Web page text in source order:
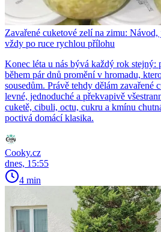
Zavařené cuketové zelí na zimu:
vždy po ruce rychlou přílohu
Konec léta u nás bývá každý rok stejný:
během pár dnů promění v hromadu,
sousedům. Právě tehdy dělám zavařené
levné, jednoduché a překvapivě
cuketě, cibuli, octu, cukru a kmínu
poctivá domácí klasika.
Cooky.cz
dnes, 15:55
4 min